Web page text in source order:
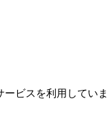
ビスを利用していま